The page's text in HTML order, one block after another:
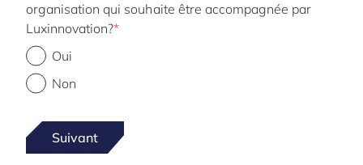
organisation qui souhaite être accompagnée par
Luxinnovation?
Oui
Non
Suivant